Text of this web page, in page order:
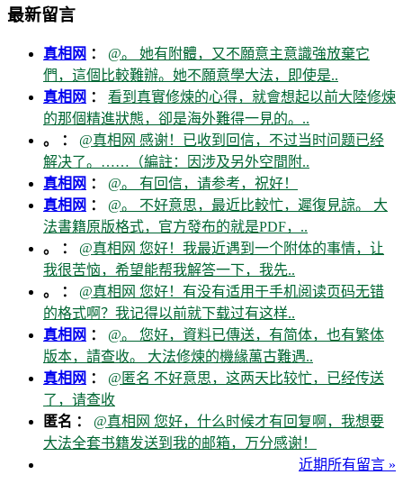
最新留言
真相网 ： @。 她有附體，又不願意主意識強放棄它
們，這個比較難辦。她不願意學大法，即使是..
真相网 ： 看到真實修煉的心得，就會想起以前大陸修煉
的那個精進狀態，卻是海外難得一見的。..
。 ： @真相网 感谢！已收到回信，不过当时问题已经
解决了。……（編註：因涉及另外空間附..
真相网 ： @。 有回信，请参考，祝好！
真相网 ： @。 不好意思，最近比較忙，遲復見諒。 大
法書籍原版格式，官方發布的就是PDF，..
。 ： @真相网 您好！我最近遇到一个附体的事情，让
我很苦恼，希望能帮我解答一下，我先..
。 ： @真相网 您好！有没有适用于手机阅读页码无错
的格式啊？我记得以前就下载过有这样..
真相网 ： @。 您好，資料已傳送，有简体，也有繁体
版本，請查收。 大法修煉的機緣萬古難遇..
真相网 ： @匿名 不好意思，这两天比较忙，已经传送
了，请查收
匿名 ： @真相网 您好，什么时候才有回复啊，我想要
大法全套书籍发送到我的邮箱，万分感谢！
近期所有留言 »